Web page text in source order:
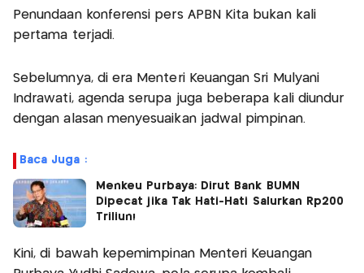
Penundaan konferensi pers APBN Kita bukan kali
pertama terjadi.
Sebelumnya, di era Menteri Keuangan Sri Mulyani
Indrawati, agenda serupa juga beberapa kali diundur
dengan alasan menyesuaikan jadwal pimpinan.
Baca Juga :
Menkeu Purbaya: Dirut Bank BUMN
Dipecat jika Tak Hati-Hati Salurkan Rp200
Triliun!
Kini, di bawah kepemimpinan Menteri Keuangan